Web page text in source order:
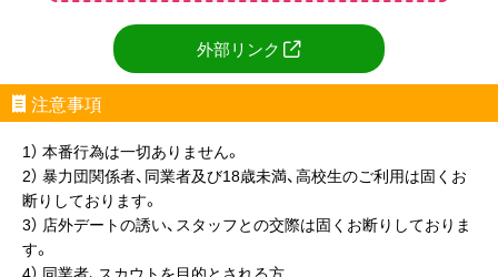
外部リンク
注意事項
1） 本番行為は一切ありません。
2） 暴力団関係者、同業者及び18歳未満、高校生のご利用は固くお
断りしております。
3） 店外デートの誘い、スタッフとの交際は固くお断りしておりま
す。
4） 同業者、スカウトを目的とされる方